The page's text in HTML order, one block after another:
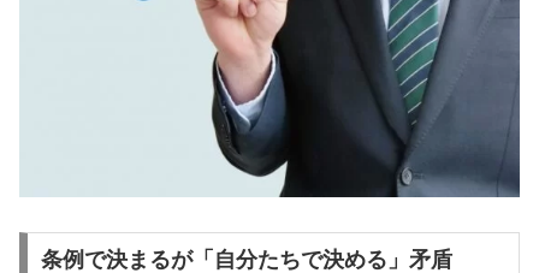
条例で決まるが「自分たちで決める」矛盾